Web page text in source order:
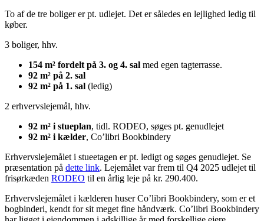
To af de tre boliger er pt. udlejet. Det er således en lejlighed ledig til
køber.
3 boliger, hhv.
154 m² fordelt på 3. og 4. sal med egen tagterrasse.
92 m² på 2. sal
92 m² på 1. sal (ledig)
2 erhvervslejemål, hhv.
92 m² i stueplan, tidl. RODEO, søges pt. genudlejet
92 m² i kælder, Co’libri Bookbindery
Erhvervslejemålet i stueetagen er pt. ledigt og søges genudlejet. Se
præsentation på dette link. Lejemålet var frem til Q4 2025 udlejet til
frisørkæden RODEO til en årlig leje på kr. 290.400.
Erhvervslejemålet i kælderen huser Co’libri Bookbindery, som er et
bogbinderi, kendt for sit meget fine håndværk. Co’libri Bookbindery